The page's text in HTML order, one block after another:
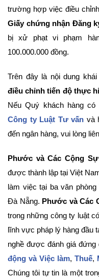
trường hợp việc điều
Giấy chứng nhận Đăng
bị xử phạt vi phạm
100.000.000 đồng.
Trên đây là nội dung
điều chỉnh tiến độ thực
Nếu Quý khách hàng
Công ty Luật Tư vấn và
đến ngân hàng, vui lòng
Phước và Các Cộng Sự
được thành lập tại Việt
làm việc tại ba văn
Đà Nẵng. Phước và Các
trong những công ty luật
lĩnh vực pháp lý hàng đầu
nghề được đánh giá
động và Việc làm, Thuế,
Chúng tôi tự tin là một